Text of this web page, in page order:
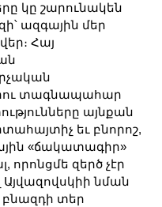
կը շարունակեն
ազգային մեր
Հայ
տագնապահար
այնքան
եւ բնորոշ,
«ճակատագիր»
որոնցմե զերծ չէր
Այվազովսկիի նման
բնազդի տեր